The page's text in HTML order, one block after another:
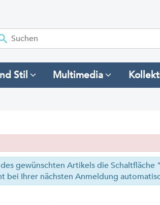
Stil Multimedia
gewünschten Artikels die
Ihrer nächsten Anmeldung